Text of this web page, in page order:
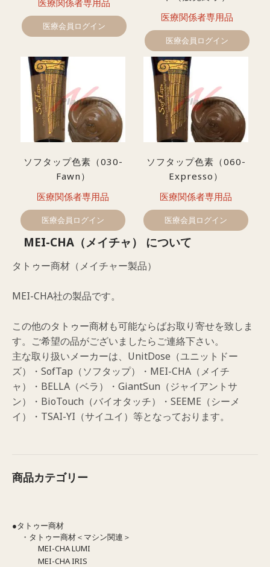
医療関係者専用品
医療会員ログイン
医療関係者専用品
医療会員ログイン
ソフタップ色素（030-
Fawn）
医療関係者専用品
医療会員ログイン
ソフタップ色素（060-
Expresso）
医療関係者専用品
医療会員ログイン
MEI-CHA（メイチャ） について
タトゥー商材（メイチャー製品）
MEI-CHA社の製品です。
この他のタトゥー商材も可能ならばお取り寄せを致しま
す。ご希望の品がございましたらご連絡下さい。
主な取り扱いメーカーは、UnitDose（ユニットドー
ズ）・SofTap（ソフタップ）・MEI-CHA（メイチ
ャ）・BELLA（ベラ）・GiantSun（ジャイアントサ
ン）・BioTouch（バイオタッチ）・SEEME（シーメ
イ）・TSAI-YI（サイユイ）等となっております。
商品カテゴリー
●タトゥー商材
・タトゥー商材＜マシン関連＞
MEI-CHA LUMI
MEI-CHA IRIS